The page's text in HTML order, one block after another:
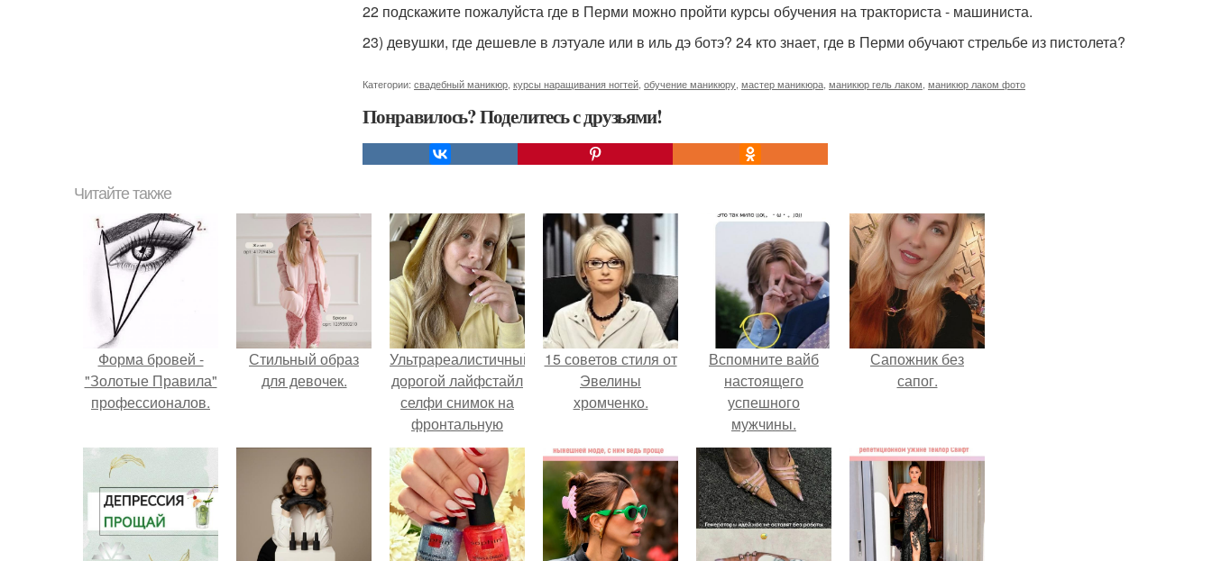
22 подскажите пожалуйста где в Перми можно пройти курсы обучения на тракториста - машиниста.
23) девушки, где дешевле в лэтуале или в иль дэ ботэ? 24 кто знает, где в Перми обучают стрельбе из пистолета?
Категории: свадебный маникюр курсы наращивания ногтей обучение маникюру мастер маникюра маникюр гель лаком маникюр лаком фото
Понравилось? Поделитесь с друзьями!
Читайте также
Форма бровей -
"Золотые Правила"
профессионалов.
Стильный образ
для девочек.
Ультрареалистичный
дорогой лайфстайл
селфи снимок на
фронтальную
камеру.
15 советов стиля от
Эвелины
хромченко.
Вспомните вайб
настоящего
успешного
мужчины.
Сапожник без
сапог.